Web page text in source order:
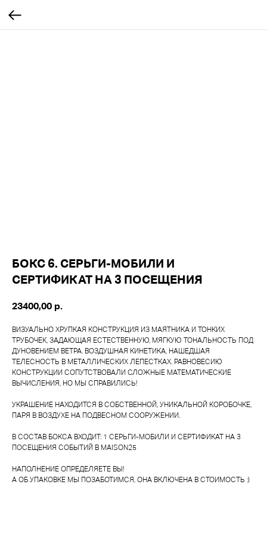
БОКС 6. СЕРЬГИ-МОБИЛИ И
СЕРТИФИКАТ НА 3 ПОСЕЩЕНИЯ
23400,00 р.
ВИЗУАЛЬНО ХРУПКАЯ КОНСТРУКЦИЯ ИЗ МАЯТНИКА И ТОНКИХ
ТРУБОЧЕК, ЗАДАЮЩАЯ ЕСТЕСТВЕННУЮ, МЯГКУЮ ТОНАЛЬНОСТЬ ПОД
ДУНОВЕНИЕМ ВЕТРА. ВОЗДУШНАЯ КИНЕТИКА, НАШЕДШАЯ
ТЕЛЕСНОСТЬ В МЕТАЛЛИЧЕСКИХ ЛЕПЕСТКАХ. РАВНОВЕСИЮ
КОНСТРУКЦИИ СОПУТСТВОВАЛИ СЛОЖНЫЕ МАТЕМАТИЧЕСКИЕ
ВЫЧИСЛЕНИЯ, НО МЫ СПРАВИЛИСЬ!
УКРАШЕНИЕ НАХОДИТСЯ В СОБСТВЕННОЙ, УНИКАЛЬНОЙ КОРОБОЧКЕ,
ПАРЯ В ВОЗДУХЕ НА ПОДВЕСНОМ СООРУЖЕНИИ.
В СОСТАВ БОКСА ВХОДИТ: 1 СЕРЬГИ-МОБИЛИ И СЕРТИФИКАТ НА 3
ПОСЕЩЕНИЯ СОБЫТИЙ В MAISON25
НАПОЛНЕНИЕ ОПРЕДЕЛЯЕТЕ ВЫ!
А ОБ УПАКОВКЕ МЫ ПОЗАБОТИМСЯ, ОНА ВКЛЮЧЕНА В СТОИМОСТЬ :)